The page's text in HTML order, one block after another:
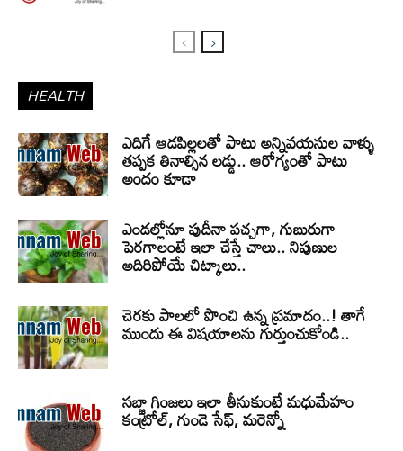
HEALTH
ఎదిగే ఆడపిల్లలతో పాటు అన్నివయసుల వాళ్ళు
తప్పక తినాల్సిన లడ్డు.. ఆరోగ్యంతో పాటు
అందం కూడా
ఎండల్లోనూ పుదీనా పచ్చగా, గుబురుగా
పెరగాలంటే ఇలా చేస్తే చాలు.. నిపుణుల
అదిరిపోయే చిట్కాలు..
చెరకు పాలలో పొంచి ఉన్న ప్రమాదం..! తాగే
ముందు ఈ విషయాలను గుర్తుంచుకోండి..
సబ్జా గింజలు ఇలా తీసుకుంటే మధుమేహం
కంట్రోల్, గుండె సేఫ్, మరెన్నో